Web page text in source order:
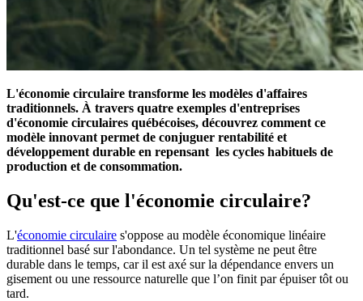
L'économie circulaire transforme les modèles d'affaires
traditionnels. À travers quatre exemples d'entreprises
d'économie circulaires québécoises, découvrez comment ce
modèle innovant permet de conjuguer rentabilité et
développement durable en repensant les cycles habituels de
production et de consommation.
Qu'est-ce que l'économie circulaire?
L'économie circulaire s'oppose au modèle économique linéaire
traditionnel basé sur l'abondance. Un tel système ne peut être
durable dans le temps, car il est axé sur la dépendance envers un
gisement ou une ressource naturelle que l’on finit par épuiser tôt ou
tard.